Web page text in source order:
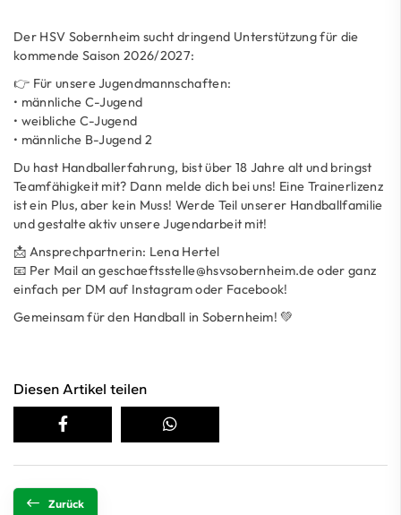
Der HSV Sobernheim sucht dringend Unterstützung für die
kommende Saison 2026/2027:
👉 Für unsere Jugendmannschaften:
• männliche C-Jugend
• weibliche C-Jugend
• männliche B-Jugend 2
Du hast Handballerfahrung, bist über 18 Jahre alt und bringst
Teamfähigkeit mit? Dann melde dich bei uns! Eine Trainerlizenz
ist ein Plus, aber kein Muss! Werde Teil unserer Handballfamilie
und gestalte aktiv unsere Jugendarbeit mit!
📩 Ansprechpartnerin: Lena Hertel
📧 Per Mail angeschaeftsstelle@hsvsobernheim.deoder ganz
einfach per DM auf Instagram oder Facebook!
Gemeinsam für den Handball in Sobernheim! 💚
Diesen Artikel teilen
Zurück